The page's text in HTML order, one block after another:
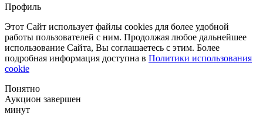
Профиль
Этот Сайт использует файлы cookies для более удобной
работы пользователей с ним. Продолжая любое дальнейшее
использование Сайта, Вы соглашаетесь с этим. Более
подробная информация доступна в Политики использования
cookie
Понятно
Аукцион завершен
минут